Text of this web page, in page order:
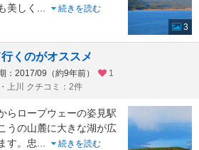
美しく ...
続きを読む
3
くのがオススメ
：2017/09（約9年前）
1
上川 クチコミ：2件
らロープウェーの姿見駅
うの山麓に大きな湖が広
す。忠...
続きを読む